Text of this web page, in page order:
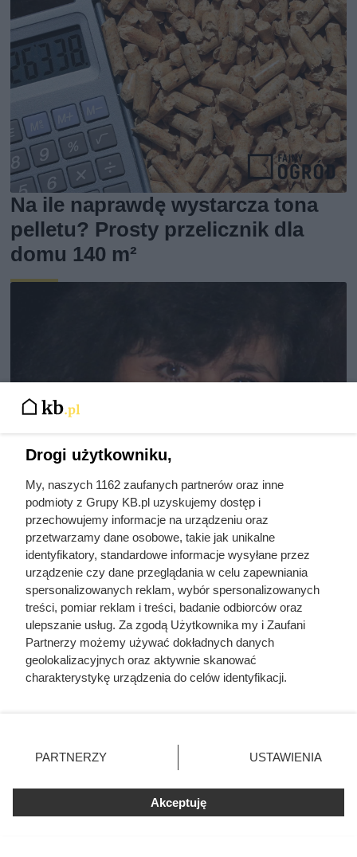
Na ile naprawdę wystarcza tona
pelletu? Prosty przelicznik dla
domu 140 m²
Zwabił ją do auta podstępem, a
potem postawił potworne
ultimatum. Kulisy tragedii, która
wstrząsnęła Polską
Drogi użytkowniku,
My, naszych 1162 zaufanych partnerów oraz inne
podmioty z Grupy KB.pl uzyskujemy dostęp i
przechowujemy informacje na urządzeniu oraz
przetwarzamy dane osobowe, takie jak unikalne
identyfikatory, standardowe informacje wysyłane przez
urządzenie czy dane przeglądania w celu zapewniania
spersonalizowanych reklam, wybór spersonalizowanych
treści, pomiar reklam i treści, badanie odbiorców oraz
ulepszanie usług. Za zgodą Użytkownika my i Zaufani
Partnerzy możemy używać dokładnych danych
geolokalizacyjnych oraz aktywnie skanować
charakterystykę urządzenia do celów identyfikacji.
zmienić/wycofać klikając przycisk ustawień prywatności
znajdujący się w lewym dolnym rogu strony. Niektóre
użytkownika, ale masz prawo sprzeciwić się takiemu
przetwarzaniu. Preferencje będą miały zastosowania tylko
PARTNERZY USTAWIENIA
Akceptuję